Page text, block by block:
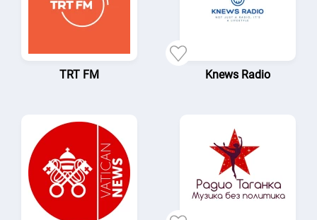
TRT FM Knews Radio